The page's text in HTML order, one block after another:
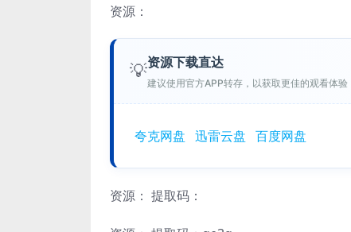
资源：
💡资源下载直达
建议使用官方APP转存，以获取更佳的观看体验
夸克网盘 迅雷云盘 百度网盘
资源： 提取码：